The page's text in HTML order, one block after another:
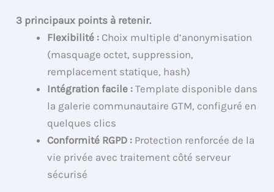
3 principaux points à retenir.
Flexibilité : Choix multiple d’anonymisation
(masquage octet, suppression,
remplacement statique, hash)
Intégration facile : Template disponible dans
la galerie communautaire GTM, configuré en
quelques clics
Conformité RGPD : Protection renforcée de la
vie privée avec traitement côté serveur
sécurisé